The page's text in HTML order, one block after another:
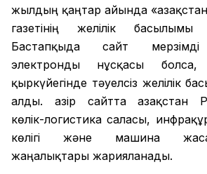
жылдың қаңтар айында
газетінің желілік
Бастапқыда сайт
электронды нұсқасы
қыркүйегінде тәуелсіз желілік
алды. Қазір сайтта Қазақстан
көлік-логистика саласы,
көлігі және машина
жаңалықтары жарияланады.